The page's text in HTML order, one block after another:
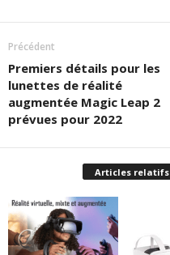
Précédent
Premiers détails pour les
lunettes de réalité
augmentée Magic Leap 2
prévues pour 2022
Articles relatifs